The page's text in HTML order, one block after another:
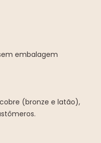
embalagem
(bronze e latão),